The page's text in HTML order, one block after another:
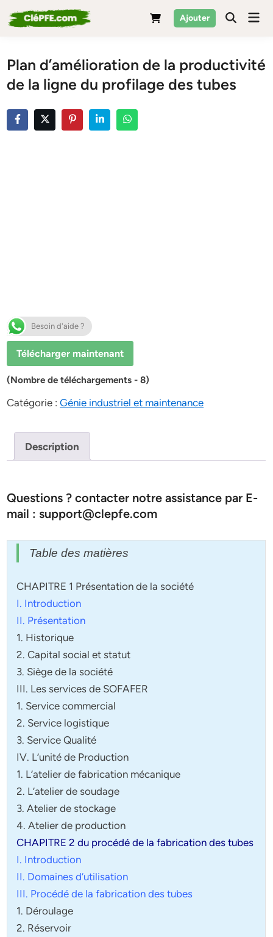
to
Ajouter
Plan d’amélioration de la productivité
de la ligne du profilage des tubes
Besoin d'aide ?
Télécharger maintenant
(Nombre de téléchargements - 8)
Catégorie :Génie industriel et maintenance
Description
Questions ? contacter notre assistance par E-
mail : support@clepfe.com
Table des matières
CHAPITRE 1 Présentation de la société
I. Introduction
II. Présentation
1. Historique
2. Capital social et statut
3. Siège de la société
III. Les services de SOFAFER
1. Service commercial
2. Service logistique
3. Service Qualité
IV. L’unité de Production
1. L’atelier de fabrication mécanique
2. L’atelier de soudage
3. Atelier de stockage
4. Atelier de production
CHAPITRE 2 du procédé de la fabrication des tubes
I. Introduction
II. Domaines d’utilisation
III. Procédé de la fabrication des tubes
1. Déroulage
2. Réservoir